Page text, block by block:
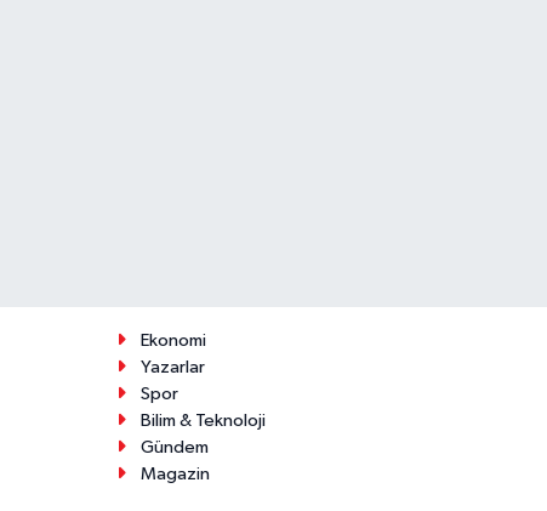
Ekonomi
Yazarlar
Spor
Bilim & Teknoloji
Gündem
Magazin